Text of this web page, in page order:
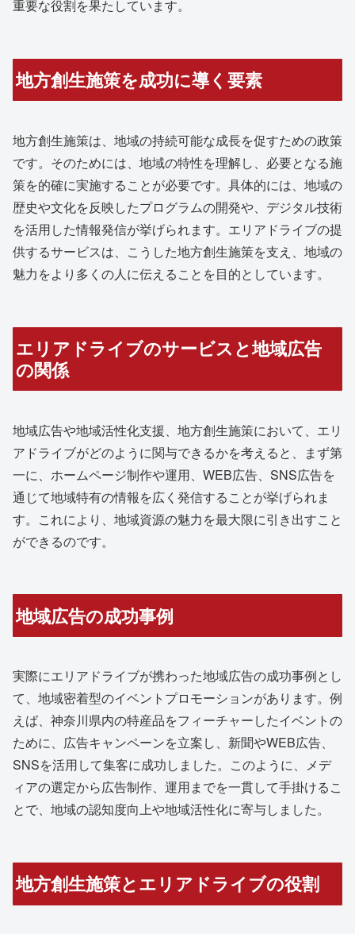
重要な役割を果たしています。
地方創生施策を成功に導く要素
地方創生施策は、地域の持続可能な成長を促すための政策
です。そのためには、地域の特性を理解し、必要となる施
策を的確に実施することが必要です。具体的には、地域の
歴史や文化を反映したプログラムの開発や、デジタル技術
を活用した情報発信が挙げられます。エリアドライブの提
供するサービスは、こうした地方創生施策を支え、地域の
魅力をより多くの人に伝えることを目的としています。
エリアドライブのサービスと地域広告
の関係
地域広告や地域活性化支援、地方創生施策において、エリ
アドライブがどのように関与できるかを考えると、まず第
一に、ホームページ制作や運用、WEB広告、SNS広告を
通じて地域特有の情報を広く発信することが挙げられま
す。これにより、地域資源の魅力を最大限に引き出すこと
ができるのです。
地域広告の成功事例
実際にエリアドライブが携わった地域広告の成功事例とし
て、地域密着型のイベントプロモーションがあります。例
えば、神奈川県内の特産品をフィーチャーしたイベントの
ために、広告キャンペーンを立案し、新聞やWEB広告、
SNSを活用して集客に成功しました。このように、メデ
ィアの選定から広告制作、運用までを一貫して手掛けるこ
とで、地域の認知度向上や地域活性化に寄与しました。
地方創生施策とエリアドライブの役割